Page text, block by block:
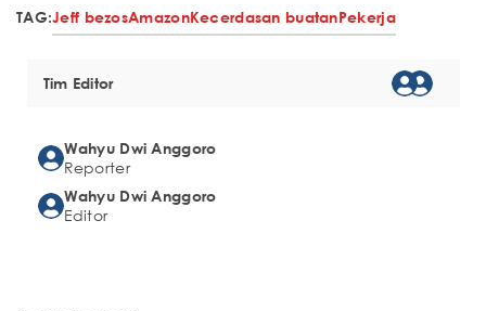
TAG:Jeff bezosAmazonKecerdasan buatanPekerja
Tim Editor
Wahyu Dwi Anggoro
Reporter
Wahyu Dwi Anggoro
Editor